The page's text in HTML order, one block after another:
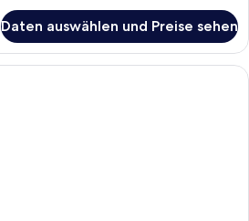
Daten auswählen und Preise sehen
Ein Hotelzimmer mit zwei Betten,